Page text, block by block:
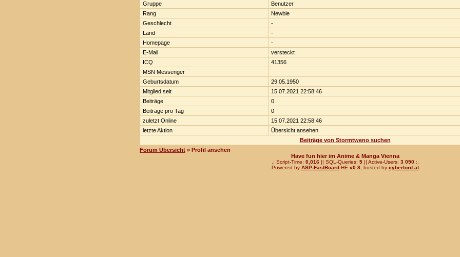
Gruppe
Benutzer
Rang
Newbie
Geschlecht
-
Land
-
Homepage
-
E-Mail
versteckt
ICQ
41356
MSN Messenger
Geburtsdatum
29.05.1950
Mitglied seit
15.07.2021 22:58:46
Beiträge
0
Beiträge pro Tag
0
zuletzt Online
15.07.2021 22:58:46
letzte Aktion
Übersicht ansehen
Beiträge von Stormtweno suchen
Forum Übersicht » Profil ansehen
Have fun hier im Anime & Manga Vienna
.: Script-Time: 0,016|| SQL-Queries: 5|| Active-Users: 3 090:.
Powered by ASP-FastBoardHE v0.8, hosted by cyberlord.at